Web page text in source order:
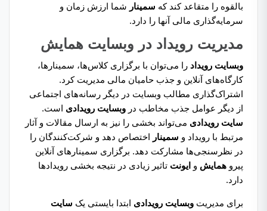
بالقوه را متقاعد کند که سمینار شما ارزش زمان و
سرمایه‌گذاری مالی آنها را دارد.
مدیریت رویداد در وبسایت همایش
وبسایت رویداد را می‌توان با برگزاری کلاس‌ها، سمینارها،
کارگاه‌های آنلاین و جذب حامیان مالی مدیریت کرد.
اشتراک‌گذاری مطالب وبسایت در دیگر رسانه‌های اجتماعی
از دیگر عوامل جذب مخاطب در وبسایت‌ رویدادی است.
سایت رویدادی می‌تواند بخشی را نیز به ارسال مقالات و آثار
مرتبط با رویداد و سمینار اختصاص دهد و شرکت‌کنندگان را
در نظرسنجی‌ها مشارکت دهد. برگزاری سمینارهای آنلاین
پیرو همایش و ایونت تاثیر زیادی در نتیجه بخشی رویدادها
دارد.
برای مدیریت وبسایت رویدادی ابتدا بایستی یک سایت